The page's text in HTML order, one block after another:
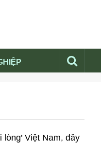
2026
lòng' Việt Nam, đây